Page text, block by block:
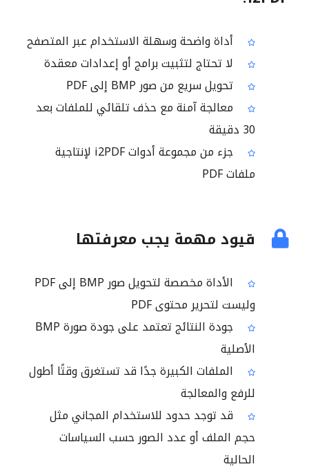
أداة واضحة وسهلة الاستخدام عبر المتصفح
لا تحتاج لتثبيت برامج أو إعدادات معقدة
تحويل سريع من صور BMP إلى PDF
معالجة آمنة مع حذف تلقائي للملفات بعد
30 دقيقة
جزء من مجموعة أدوات i2PDF لإنتاجية
ملفات PDF
قيود مهمة يجب معرفتها
الأداة مخصصة لتحويل صور BMP إلى PDF
وليست لتحرير محتوى PDF
جودة النتائج تعتمد على جودة صورة BMP
الأصلية
الملفات الكبيرة جدًا قد تستغرق وقتًا أطول
للرفع والمعالجة
قد توجد حدود للاستخدام المجاني مثل
حجم الملف أو عدد الصور حسب السياسات
الحالية